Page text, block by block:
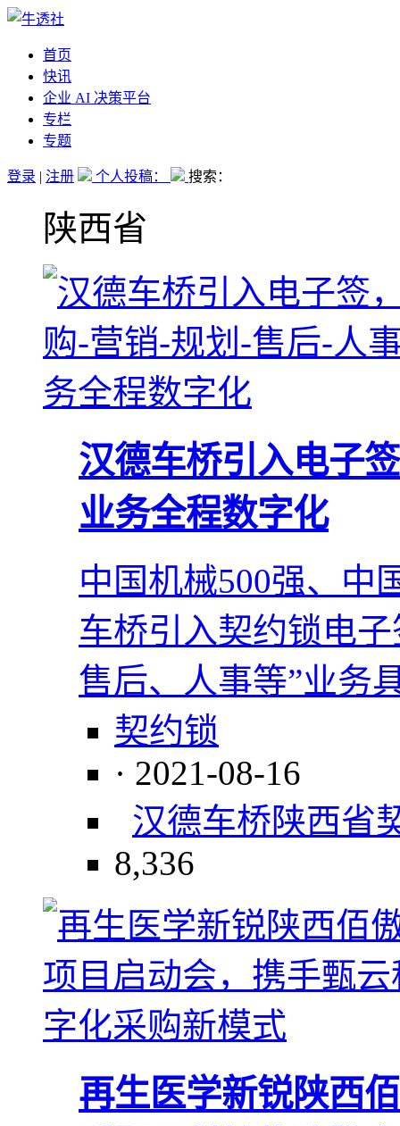
首页
快讯
企业 AI 决策平台
专栏
专题
登录 | 注册 个人投稿： 搜索：
陕西省
汉德车桥引入电子
业务全程数字化
中国机械500强、
车桥引入契约锁电
售后、人事等”业务
契约锁
· 2021-08-16
汉德车桥陕西省
8,336
再生医学新锐陕西